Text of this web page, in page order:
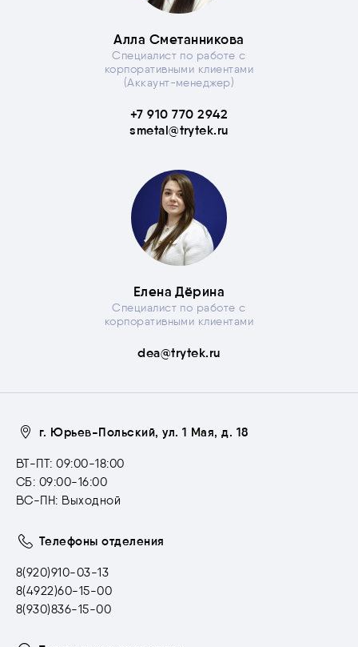
Алла Сметанникова
Специалист по работе с
корпоративными клиентами
(Аккаунт-менеджер)
+7 910 770 2942
smetal@trytek.ru
Елена Дёрина
Специалист по работе с
корпоративными клиентами
dea@trytek.ru
г. Юрьев-Польский, ул. 1 Мая, д. 18
ВТ-ПТ: 09:00-18:00
СБ: 09:00-16:00
ВС-ПН: Выходной
Телефоны отделения
8(920)910-03-13
8(4922)60-15-00
8(930)836-15-00